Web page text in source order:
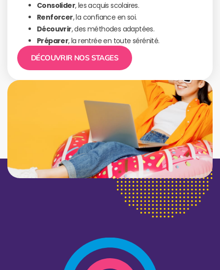
Consolider, les acquis scolaires.
Renforcer, la confiance en soi.
Découvrir, des méthodes adaptées.
Préparer, la rentrée en toute sérénité.
DÉCOUVRIR NOS STAGES